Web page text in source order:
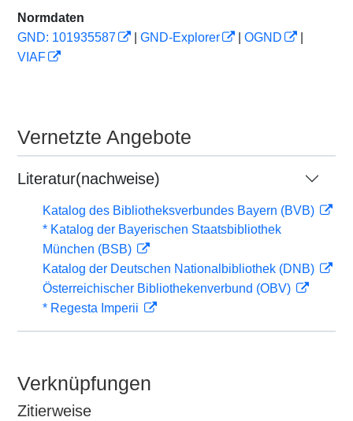
Normdaten
GND: 101935587
GND-Explorer OGND
VIAF
Vernetzte Angebote
Literatur(nachweise)
Katalog des Bibliotheksverbundes Bayern (BVB)
* Katalog der Bayerischen Staatsbibliothek
München (BSB)
Katalog der Deutschen Nationalbibliothek (DNB)
Österreichischer Bibliothekenverbund (OBV)
* Regesta Imperii
Verknüpfungen
Zitierweise